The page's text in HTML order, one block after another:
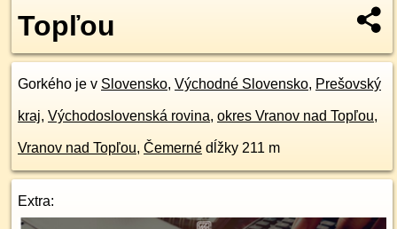
Topľou
Gorkého je v Slovensko, Východné Slovensko, Prešovský
kraj, Východoslovenská rovina, okres Vranov nad Topľou,
Vranov nad Topľou, Čemerné dĺžky 211 m
Extra: